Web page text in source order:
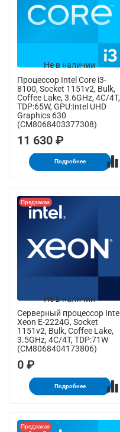
Не в наличии
Процессор Intel Core i3-
8100, Socket 1151v2, Bulk,
Coffee Lake, 3.6GHz, 4C/4T,
TDP:65W, GPU:Intel UHD
Graphics 630
(CM8068403377308)
11 630 ₽
Подробнее
Не в наличии
Предзаказ
Серверный процессор Intel
Xeon E-2224G, Socket
1151v2, Bulk, Coffee Lake,
3.5GHz, 4C/4T, TDP:71W
(CM8068404173806)
0 ₽
Подробнее
Предзаказ